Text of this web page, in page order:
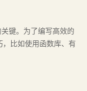
键。为了编写高效的
比如使用函数库、有